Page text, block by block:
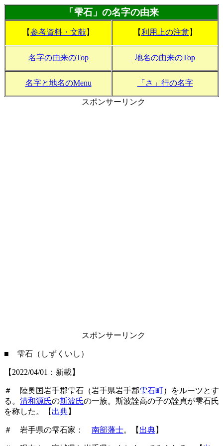
「雫石」の名字の由来
【参考資料・文献】 【利用上の注意】
名字の由来のTop 地名の由来のTop
名字と地名のMenu 「さ」行の名字
スポンサーリンク
スポンサーリンク
■ 雫石（しずくいし）
【2022/04/01：新載】
＃ 陸奥国岩手郡雫石（岩手県岩手郡雫石町）をルーツとす
る。 清和源氏の斯波氏の一族。斯波詮高の子の詮貞が雫石氏
を称した。【 出典】
＃ 岩手県の雫石家： 南部藩士。【 出典】